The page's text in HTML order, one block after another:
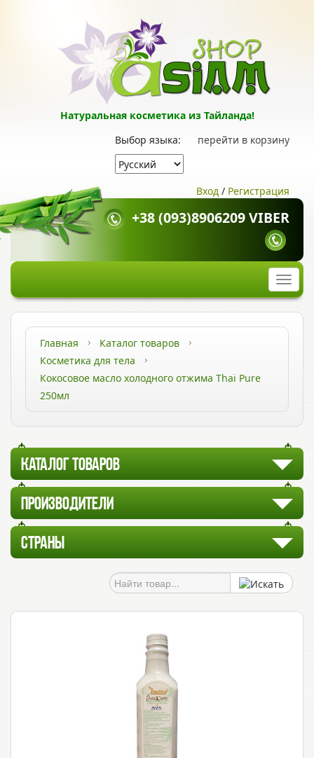
Натуральная косметика из Тайланда!
перейти в корзину
Выбор языка:
Вход / Регистрация
+38 (093)8906209 VIBER
Главная
Каталог товаров
Косметика для тела
Кокосовое масло холодного отжима Thai Pure
250мл
КАТАЛОГ ТОВАРОВ
ПРОИЗВОДИТЕЛИ
СТРАНЫ